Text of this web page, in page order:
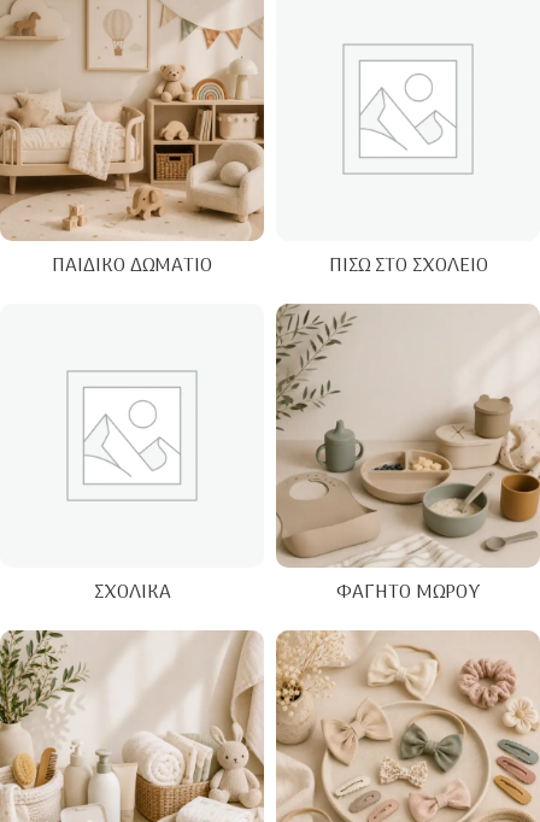
ΠΑΙΔΙΚΌ ΔΩΜΆΤΙΟ ΠΊΣΩ ΣΤΟ ΣΧΟΛΕΊΟ
ΣΧΟΛΙΚΆ ΦΑΓΗΤΌ ΜΩΡΟΎ